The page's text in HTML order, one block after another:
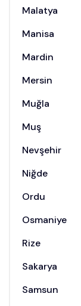
Malatya
Manisa
Mardin
Mersin
Muğla
Muş
Nevşehir
Niğde
Ordu
Osmaniye
Rize
Sakarya
Samsun